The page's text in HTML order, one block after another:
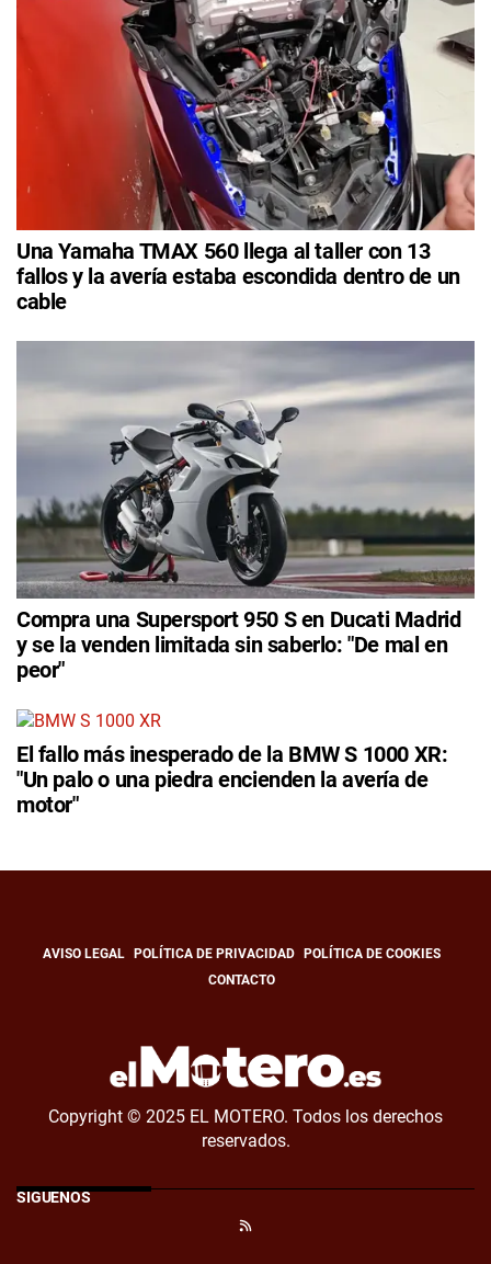
Una Yamaha TMAX 560 llega al taller con 13
fallos y la avería estaba escondida dentro de un
cable
Compra una Supersport 950 S en Ducati Madrid
y se la venden limitada sin saberlo: "De mal en
peor"
El fallo más inesperado de la BMW S 1000 XR:
"Un palo o una piedra encienden la avería de
motor"
AVISO LEGAL POLÍTICA DE PRIVACIDAD
POLÍTICA DE COOKIES
CONTACTO
Copyright © 2025 EL MOTERO. Todos los derechos
reservados.
SÍGUENOS